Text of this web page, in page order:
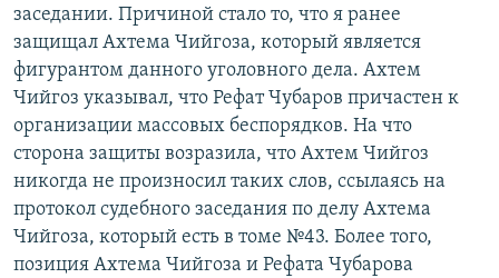
заседании. Причиной стало то, что я ранее
защищал Ахтема Чийгоза, который является
фигурантом данного уголовного дела. Ахтем
Чийгоз указывал, что Рефат Чубаров причастен к
организации массовых беспорядков. На что
сторона защиты возразила, что Ахтем Чийгоз
никогда не произносил таких слов, ссылаясь на
протокол судебного заседания по делу Ахтема
Чийгоза, который есть в томе №43. Более того,
позиция Ахтема Чийгоза и Рефата Чубарова